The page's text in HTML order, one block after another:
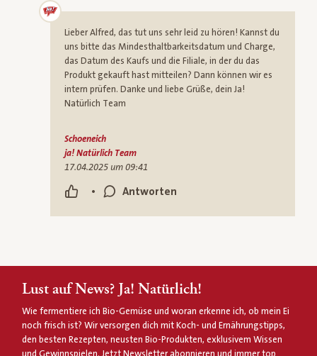
Lieber Alfred, das tut uns sehr leid zu hören! Kannst du
uns bitte das Mindesthaltbarkeitsdatum und Charge,
das Datum des Kaufs und die Filiale, in der du das
Produkt gekauft hast mitteilen? Dann können wir es
intern prüfen. Danke und liebe Grüße, dein Ja!
Natürlich Team
• Antworten
Schoeneich
ja! Natürlich Team
17.04.2025 um 09:41
Lust auf News? Ja! Natürlich!
Wie fermentiere ich Bio-Gemüse und woran erkenne ich, ob mein Ei
noch frisch ist? Wir versorgen dich mit Koch- und Ernährungstipps,
den besten Rezepten, neusten Bio-Produkten, exklusivem Wissen